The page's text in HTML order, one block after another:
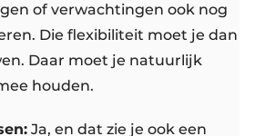
of verwachtingen ook nog
Die flexibiliteit moet je dan
Daar moet je natuurlijk
houden.
Ja, en dat zie je ook een